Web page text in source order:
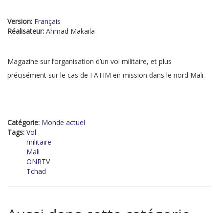
Version: Français
Réalisateur: Ahmad Makaila
Magazine sur l’organisation d’un vol militaire, et plus
précisément sur le cas de FATIM en mission dans le nord Mali.
Catégorie: Monde actuel
Tags: Vol
militaire
Mali
ONRTV
Tchad